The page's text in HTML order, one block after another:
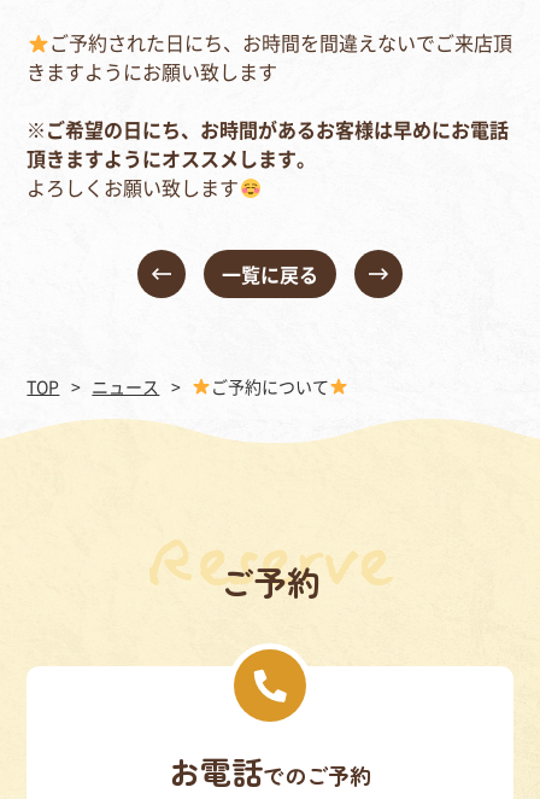
ご予約された日にち、お時間を間違えないでご来店頂
きますようにお願い致します
※ご希望の日にち、お時間があるお客様は早めにお電話
頂きますようにオススメします。
よろしくお願い致します
一覧に戻る
TOP ニュース ご予約について
ご予約
お電話でのご予約